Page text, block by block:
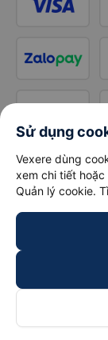
Sử dụng
Vexere dùng
xem chi tiết
Quản lý cookie.